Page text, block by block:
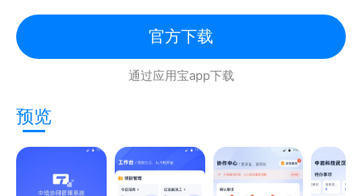
官方下载
通过应用宝app下载
预览